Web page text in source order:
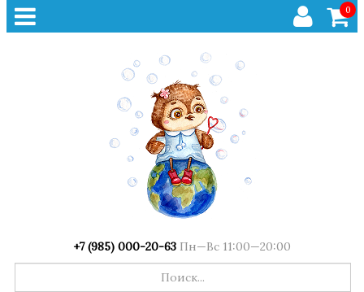
0
+7 (985) 000-20-63 Пн—Вс 11:00—20:00